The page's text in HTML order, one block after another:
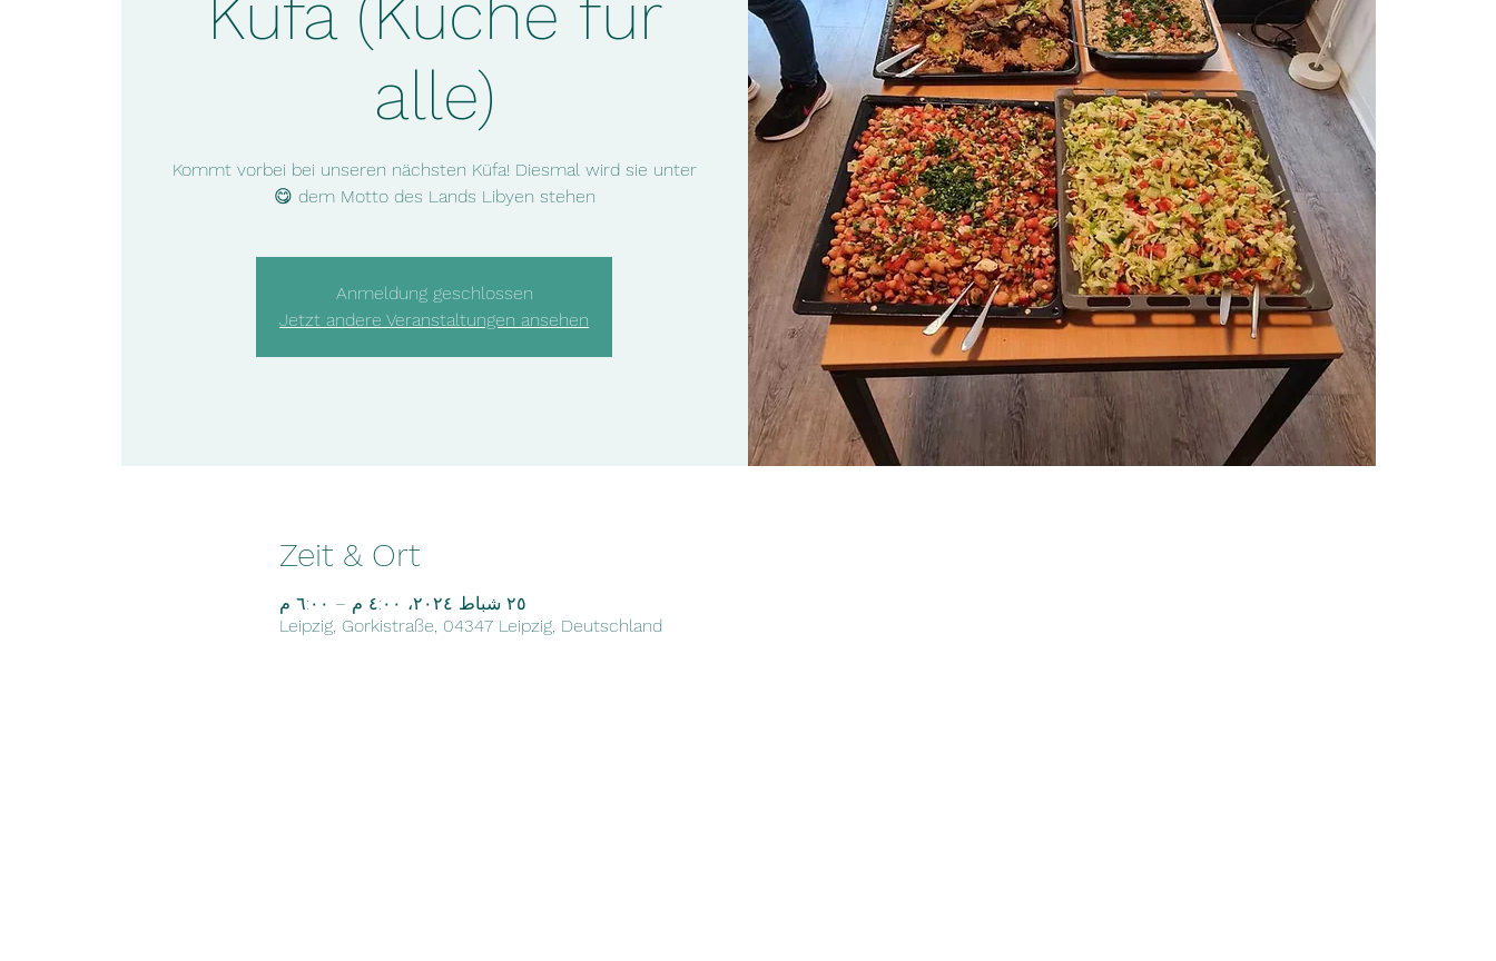
Küfa (Küche für
alle)
Kommt vorbei bei unseren nächsten Küfa! Diesmal wird sie unter
dem Motto des Lands Libyen stehen 😋
Anmeldung geschlossen
Jetzt andere Veranstaltungen ansehen
Zeit & Ort
٢٥ شباط ٢٠٢٤، ٤:٠٠ م – ٦:٠٠ م
Leipzig, Gorkistraße, 04347 Leipzig, Deutschland